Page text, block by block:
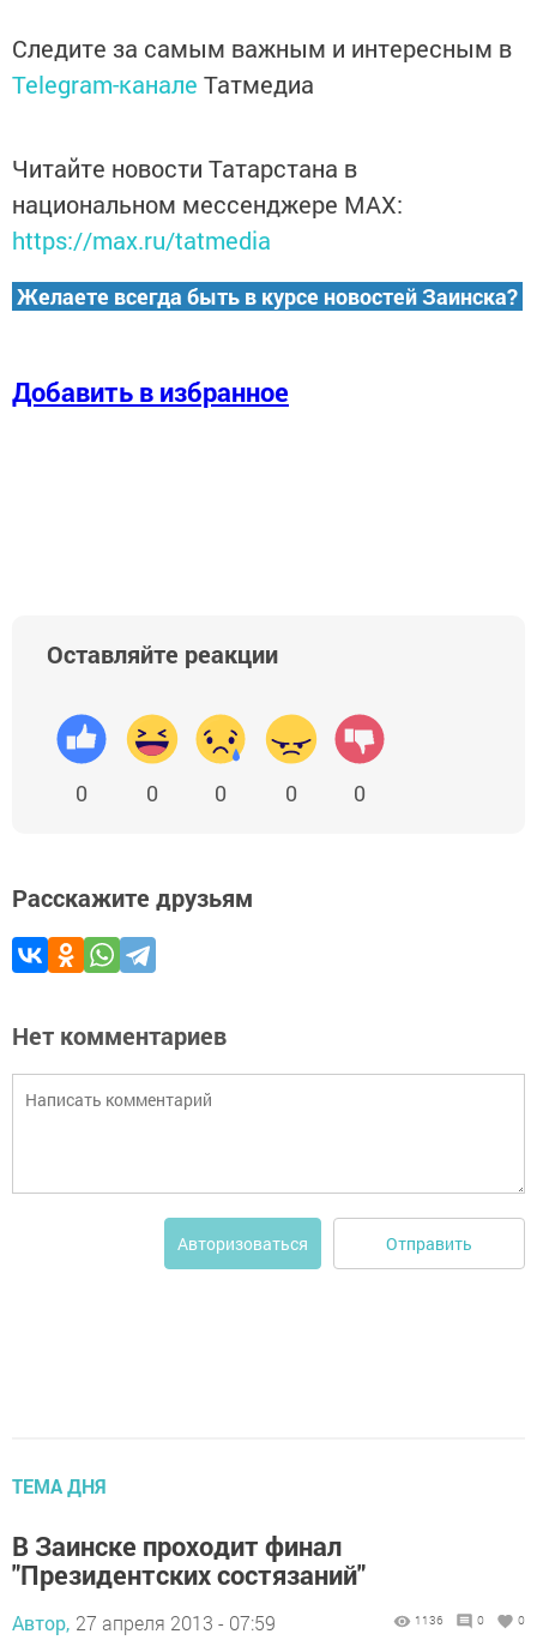
Следите за самым важным и интересным в
Telegram-канале Татмедиа
Читайте новости Татарстана в
национальном мессенджере MАХ:
https://max.ru/tatmedia
Желаете всегда быть в курсе новостей Заинска?
Добавить в избранное
Оставляйте реакции
0 0 0 0 0
Расскажите друзьям
Нет комментариев
Авторизоваться Отправить
ТЕМА ДНЯ
В Заинске проходит финал
"Президентских состязаний"
Автор, 27 апреля 2013 - 07:59 1136 0 0